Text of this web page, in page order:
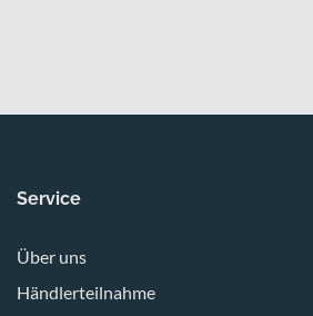
Service
Über uns
Händlerteilnahme